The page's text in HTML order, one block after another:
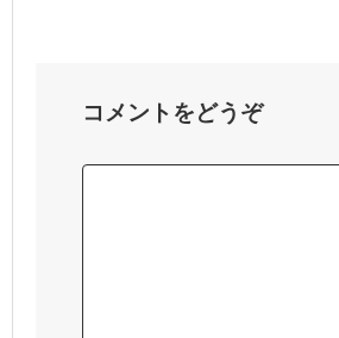
コメントをどうぞ